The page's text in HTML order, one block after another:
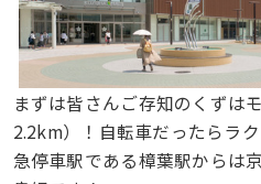
まずは皆さんご存知のくずは
2.2km）！自転車だったらラ
急停車駅である樟葉駅からは